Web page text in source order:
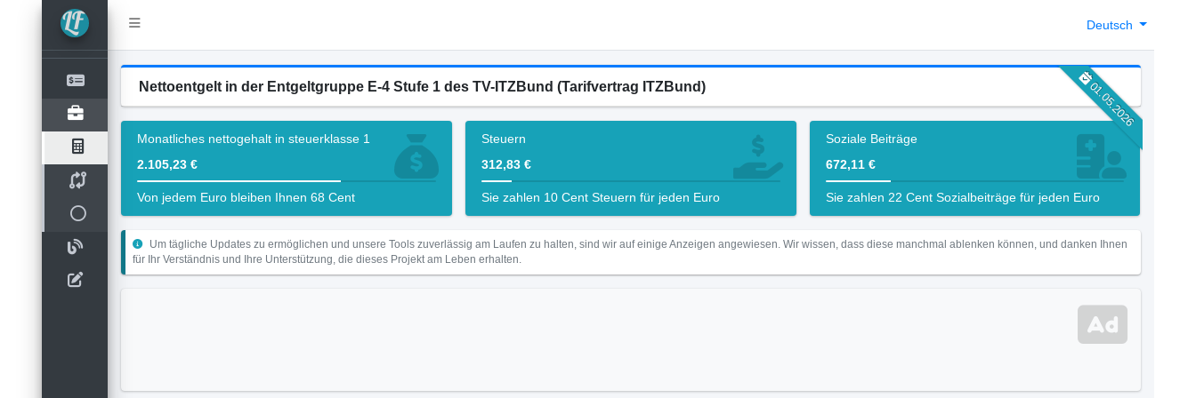
Deutsch
01.05.2026
Nettoentgelt in der Entgeltgruppe E-4 Stufe 1 des TV-ITZBund (Tarifvertrag ITZBund)
Monatliches nettogehalt in steuerklasse 1
2.105,23 €
Von jedem Euro bleiben Ihnen 68 Cent
Steuern
312,83 €
Sie zahlen 10 Cent Steuern für jeden Euro
Soziale Beiträge
672,11 €
Sie zahlen 22 Cent Sozialbeiträge für jeden Euro
Um tägliche Updates zu ermöglichen und unsere Tools zuverlässig am Laufen zu halten, sind wir auf einige Anzeigen angewiesen. Wir wissen, dass diese manchmal ablenken können, und danken Ihnen
für Ihr Verständnis und Ihre Unterstützung, die dieses Projekt am Leben erhalten.